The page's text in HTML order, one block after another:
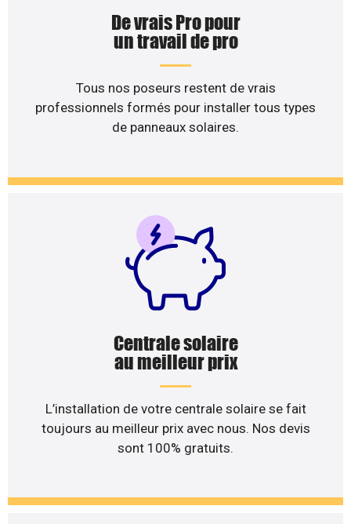
De vrais Pro pour
un travail de pro
Tous nos poseurs restent de vrais
professionnels formés pour installer tous types
de panneaux solaires.
Centrale solaire
au meilleur prix
L’installation de votre centrale solaire se fait
toujours au meilleur prix avec nous. Nos devis
sont 100% gratuits.